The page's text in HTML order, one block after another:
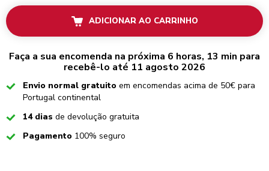
ADICIONAR AO CARRINHO
Faça a sua encomenda na próxima 6 horas, 13 min para
recebê-lo até 11 agosto 2026
CheckedEnvio normal gratuito em encomendas acima de 50€ para
Portugal continental
Checked
14 dias de devolução gratuita
CheckedPagamento 100% seguro